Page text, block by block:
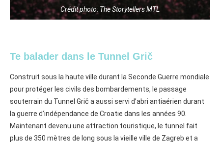
Crédit photo: The Storytellers MTL
Te balader dans le Tunnel Gri⁠č
Construit sous la haute ville durant la Seconde Guerre mondiale
pour protéger les civils des bombardements⁠, le passage
souterrain du Tunnel Grič a aussi servi d’abri antiaérien durant
la guerre d’indépendance de Croatie dans les années 90.
Maintenant devenu une attraction touristique, le tunnel fait
plus de 350 mètres de long sous la vieille ville de Zagreb et a